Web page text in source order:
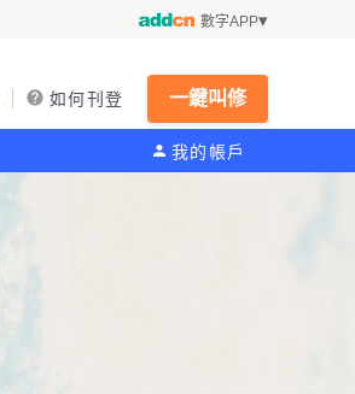
數字APP
如何刊登 一鍵叫修
我的帳戶